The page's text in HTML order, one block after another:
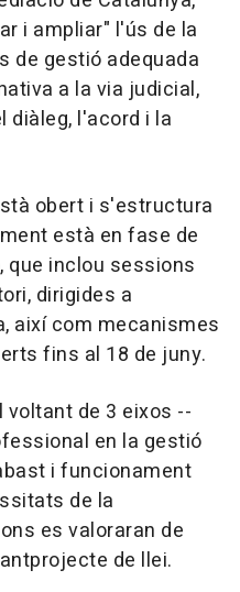
i ampliar" l'ús de la
de gestió adequada
a la via judicial,
diàleg, l'acord i la
obert i s'estructura
està en fase de
inclou sessions
dirigides a
així com mecanismes
fins al 18 de juny.
de 3 eixos --
en la gestió
i funcionament
de la
es valoraran de
de llei.